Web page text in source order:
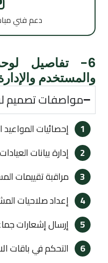
دعم فني
6- تفاصيل
والمستخدم
مواصفات تصميم
1
إحصائيات المواعيد
2
إدارة بيانات العيادات
3
مراقبة تقييمات
4
إعداد صلاحيات
5
إرسال إشعارات
6
التحكم في باقات